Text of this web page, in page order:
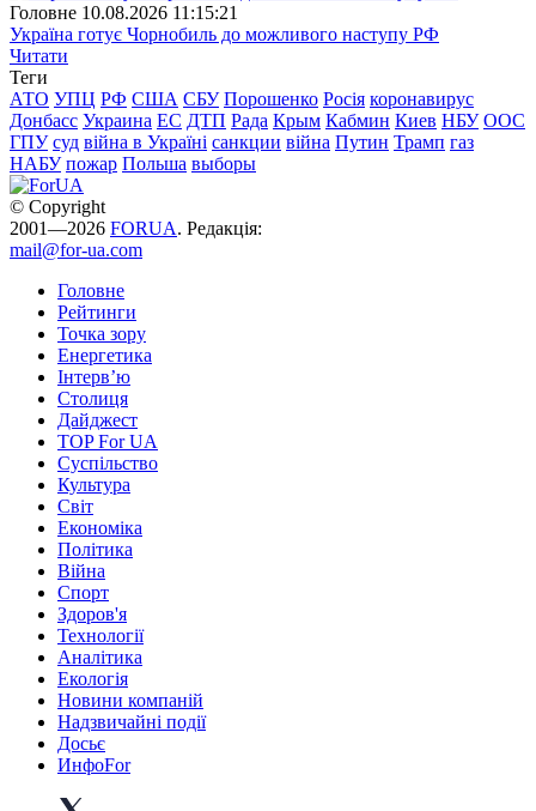
Головне 10.08.2026 11:15:21
Україна готує Чорнобиль до можливого наступу РФ
Читати
Теги
АТО УПЦ РФ США СБУ Порошенко Росія коронавирус
Донбасс Украина ЕС ДТП Рада Крым Кабмин Киев НБУ ООС
ГПУ суд війна в Україні санкции війна Путин Трамп газ
НАБУ пожар Польша выборы
© Copyright
2001—2026 FORUA. Редакція:
mail@for-ua.com
Головне
Рейтинги
Точка зору
Енергетика
Інтерв’ю
Столиця
Дайджест
TOP For UA
Суспiльство
Культура
Світ
Економіка
Політика
Війна
Спорт
Здоров'я
Технології
Аналітика
Екологія
Новини компаній
Надзвичайні події
Досьє
ИнфоFor